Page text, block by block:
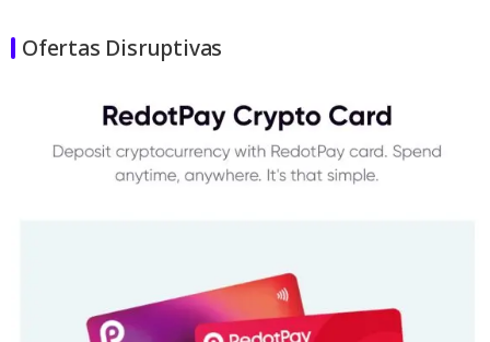
Ofertas Disruptivas